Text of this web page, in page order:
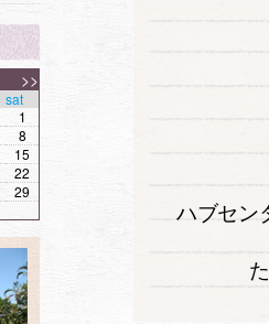
ハブセン
>>
sat
1
8
15
22
29